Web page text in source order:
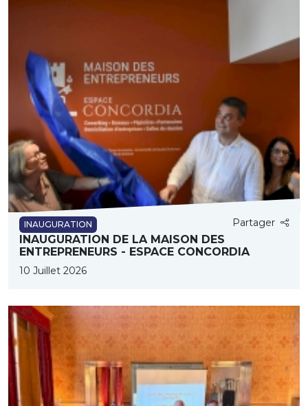
INAUGURATION Partager
INAUGURATION DE LA MAISON DES
ENTREPRENEURS - ESPACE CONCORDIA
10 Juillet 2026